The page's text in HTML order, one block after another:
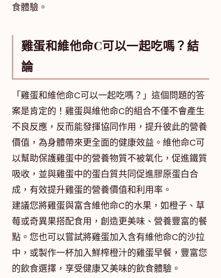
食體驗。
雞蛋和維他命C可以一起吃嗎？結
論
「雞蛋和維他命C可以一起吃嗎？」這個問題的答
案是肯定的！雞蛋與維他命C的組合不僅不會產生
不良反應，反而能發揮協同作用，提升彼此的營養
價值，為身體帶來更全面的健康效益。維他命C可
以幫助保護雞蛋中的營養物質不被氧化，促進鐵質
吸收，並與雞蛋中的蛋白質共同促進膠原蛋白合
成，有效提升雞蛋的營養價值和利用率。
建議您將雞蛋與富含維他命C的水果，如橙子、草
莓或奇異果搭配食用，創造更美味、營養豐富的餐
點。您也可以嘗試將雞蛋加入含有維他命C的沙拉
中，或製作一杯加入鮮榨橙汁的雞蛋早餐，豐富您
的飲食選擇，享受健康又美味的飲食體驗。